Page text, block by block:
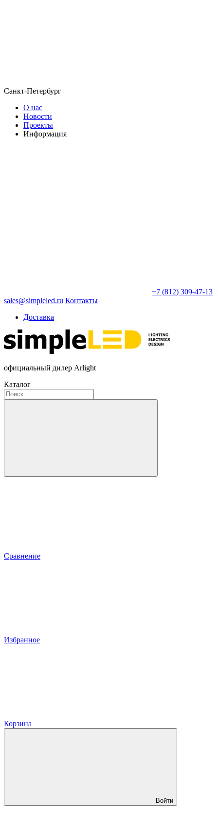
Санкт-Петербург
О нас
Новости
Проекты
Информация
+7 (812) 309-47-13
sales@simpleled.ru Контакты
Доставка
официальный дилер Arlight
Каталог
Сравнение
Избранное
Корзина
Войти